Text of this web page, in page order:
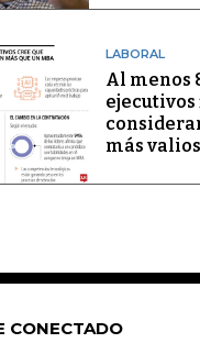
LABORAL
Al menos
más
CONECTADO